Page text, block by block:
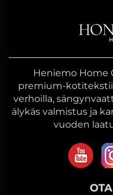
Heniemo Home
premium-
verhoilla,
älykäs valmistus ja
vuoden